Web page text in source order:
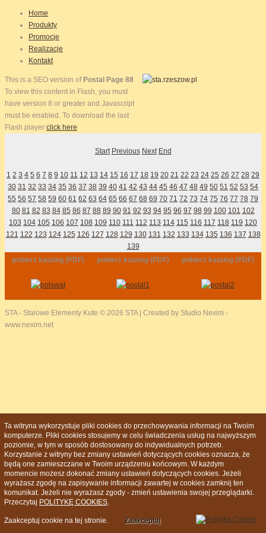
Home
Produkty
Promocje
Realizacje
Kontakt
This is a SEO version of Postal Page 88
To view this content in Flash, you must
have version 8 or greater and Javascript
must be enabled. To download the last
Flash player click here
Start Previous Next End
1 2 3 4 5 6 7 8 9 10 11 12 13 14 15 16 17 18 19 20 21 22 23 24 25 26 27 28 29
30 31 32 33 34 35 36 37 38 39 40 41 42 43 44 45 46 47 48 49 50 51 52 53 54
55 56 57 58 59 60 61 62 63 64 65 66 67 68 69 70 71 72 73 74 75 76 77 78 79
80 81 82 83 84 85 86 87 88 89 90 91 92 93 94 95 96 97 98 99 100 101 102
103 104 105 106 107 108 109 110 111 112 113 114 115 116 117 118 119 120
121 122 123 124 125 126 127 128 129 130 131 132 133 134 135 136 137 138
139
pobierz katalog (PDF)
pobierz katalog (PDF) pobierz katalog (PDF)
STA - Stalowe Elementy Kute © 2026 STA | Created by Studio Nexim -
www.nexim.net
Ta witryna wykorzystuje pliki cookies do przechowywania informacji na Twoim
komputerze. Pliki cookies stosujemy w celu świadczenia usług na najwyższym
poziomie, w tym w sposób dostosowany do indywidualnych potrzeb.
Korzystanie z witryny bez zmiany ustawień dotyczących cookies oznacza, że
będą one zamieszczane w Twoim urządzeniu końcowym. W każdym
momencie możesz dokonać zmiany ustawień dotyczących cookies. Jeżeli
wyrażasz zgodę na zapisywanie informacji zawartej w cookies zamknij ten
komunikat. Jeżeli nie wyrażasz zgody - zmień ustawienia swojej przeglądarki.
Przeczytaj POLITYKĘ COOKIES.
Zaakceptuj cookie na tej stronie. Zaakceptuj